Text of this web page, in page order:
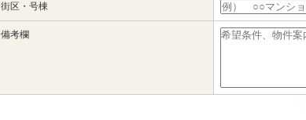
街区・号棟
備考欄